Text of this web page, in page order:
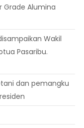
Alumina
Wakil
Pasaribu.
dan pemangku